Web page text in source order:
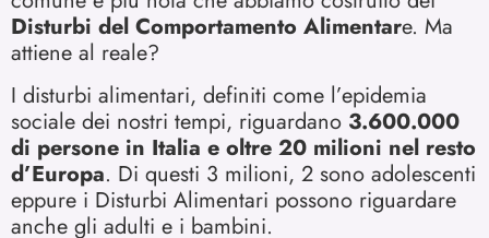
Disturbi del Comportamento Alimentare. Ma
attiene al reale?
I disturbi alimentari, definiti come l’epidemia
sociale dei nostri tempi, riguardano 3.600.000
di persone in Italia e oltre 20 milioni nel resto
d’Europa. Di questi 3 milioni, 2 sono adolescenti
eppure i Disturbi Alimentari possono riguardare
anche gli adulti e i bambini.